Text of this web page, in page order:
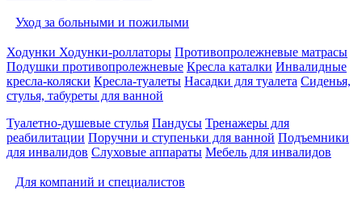
Уход за больными и пожилыми
Ходунки Ходунки-роллаторы Противопролежневые матрасы
Подушки противопролежневые Кресла каталки Инвалидные
кресла-коляски Кресла-туалеты Насадки для туалета Сиденья,
стулья, табуреты для ванной
Туалетно-душевые стулья Пандусы Тренажеры для
реабилитации Поручни и ступеньки для ванной Подъемники
для инвалидов Слуховые аппараты Мебель для инвалидов
Для компаний и специалистов